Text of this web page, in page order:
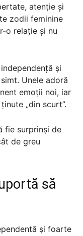
atenție și
zodii feminine
o relație și nu
și
Unele adoră
emoții noi, iar
„din scurt”.
fie surprinși de
de greu
să
și foarte